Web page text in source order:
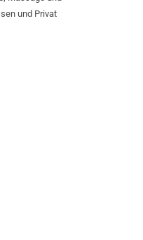
und Privat